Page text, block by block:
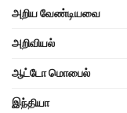
அறிய வேண்டியவை
அறிவியல்
ஆட்டோ மொபைல்
இந்தியா